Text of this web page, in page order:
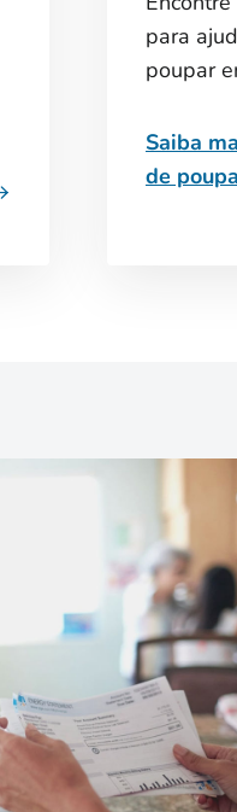
para
poupar
Saiba
de